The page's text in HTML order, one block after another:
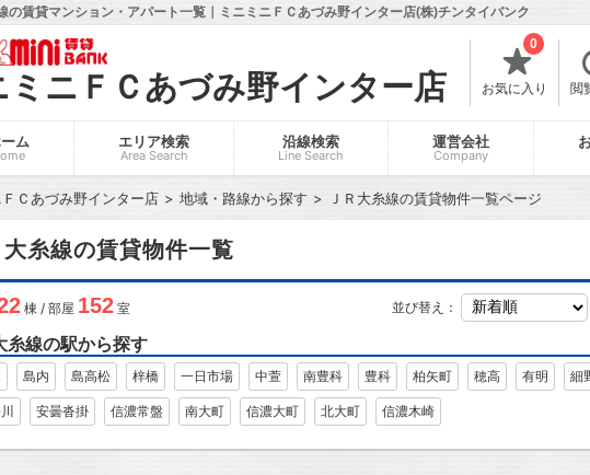
の賃貸マンション・アパート一覧｜ミニミニＦＣあづみ野インター店(株)チンタイバンク
ミニＦＣあづみ野インター店 お気に入り
0
閲
ム エリア検索
Area Search
沿線検索
Line Search
運営会社
Company
ＦＣあづみ野インター店 地域・路線から探す ＪＲ大糸線の賃貸物件一覧ページ
大糸線の賃貸物件一覧
棟 / 部屋 152 室 並び替え：
糸線の駅から探す
島内 島高松 梓橋 一日市場 中萱 南豊科 豊科 柏矢町 穂高 有明 細
安曇沓掛 信濃常盤 南大町 信濃大町 北大町 信濃木崎